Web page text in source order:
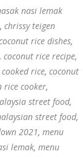
nasi lemak
, chrissy teigen
rice dishes,
, coconut rice recipe,
rice, coconut
rice cooker,
street food,
street food,
2021, menu
lemak, menu